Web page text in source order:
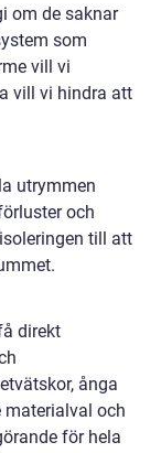
om de saknar
som
vill vi
vill vi hindra att
utrymmen
och
till att
direkt
ånga
materialval och
för hela